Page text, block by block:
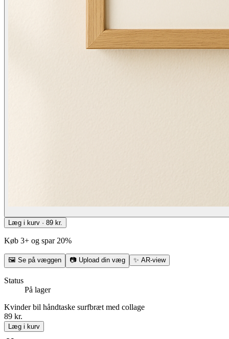
Læg i kurv · 89 kr.
Køb 3+ og spar 20%
🖼 Se på væggen 📷 Upload din væg ✨ AR-view
Status
På lager
Kvinder bil håndtaske surfbræt med collage
89 kr.
Læg i kurv